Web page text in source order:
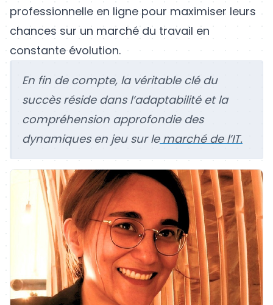
professionnelle en ligne pour maximiser leurs
chances sur un marché du travail en
constante évolution.
En fin de compte, la véritable clé du
succès réside dans l’adaptabilité et la
compréhension approfondie des
dynamiques en jeu sur lemarché de l’IT.